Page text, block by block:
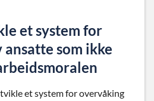
et system for
som ikke
et system for overvåking